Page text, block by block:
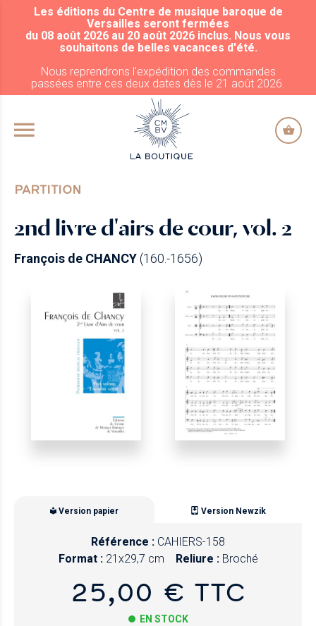
ALLER AU CONTENU PRINCIPAL
Les éditions du Centre de musique baroque de
Versailles seront fermées
du 08 août 2026 au 20 août 2026 inclus. Nous vous
souhaitons de belles vacances d'été.
Nous reprendrons l'expédition des commandes
passées entre ces deux dates dès le 21 août 2026.
PARTITION
2nd livre d'airs de cour, vol. 2
François de CHANCY(160.-1656)
Version papier Version Newzik
Référence : CAHIERS-158
Format : 21x29,7 cm Reliure : Broché
25,00 € TTC
EN STOCK